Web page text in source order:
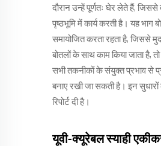
दौरान उन्हें पूर्णतः घेर लेते हैं, जिससे
पृष्ठभूमि में कार्य करती है। यह
समायोजित करता रहता है, जिससे
बोतलों के साथ काम किया जाता है,
सभी तकनीकों के संयुक्त प्रभाव से
बनाए रखी जा सकती है। इन
रिपोर्ट दी है।
यूवी-क्यूरेबल स्याही